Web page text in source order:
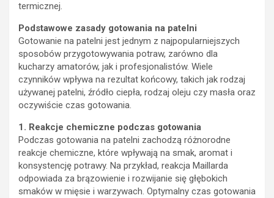
termicznej.
Podstawowe zasady gotowania na patelni
Gotowanie na patelni jest jednym z najpopularniejszych
sposobów przygotowywania potraw, zarówno dla
kucharzy amatorów, jak i profesjonalistów. Wiele
czynników wpływa na rezultat końcowy, takich jak rodzaj
używanej patelni, źródło ciepła, rodzaj oleju czy masła oraz
oczywiście czas gotowania.
1. Reakcje chemiczne podczas gotowania
Podczas gotowania na patelni zachodzą różnorodne
reakcje chemiczne, które wpływają na smak, aromat i
konsystencję potrawy. Na przykład, reakcja Maillarda
odpowiada za brązowienie i rozwijanie się głębokich
smaków w mięsie i warzywach. Optymalny czas gotowania